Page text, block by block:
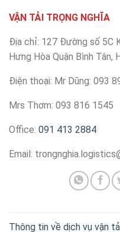
VẬN TẢI TRỌNG NGHĨA
Địa chỉ: 127 Đường số 5C
Hưng Hòa Quận Bình Tân,
Điện thoại: Mr Dũng: 093
Mrs Thơm: 093 816 1545
Office: 091 413 2884
Email:
Thông tin về dịch vụ vận